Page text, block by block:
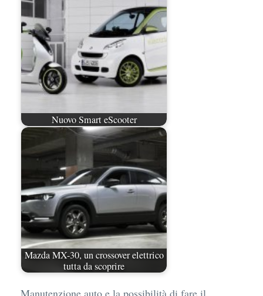
Nuovo Smart eScooter
Mazda MX-30, un crossover elettrico
tutta da scoprire
Manutenzione auto e la possibilità di fare il